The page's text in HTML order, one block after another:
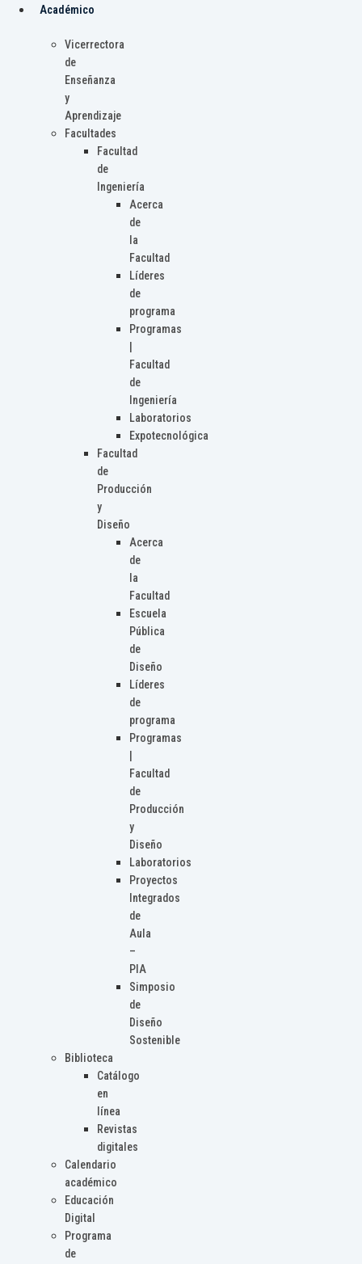
Académico
Vicerrectora
de
Enseñanza
y
Aprendizaje
Facultades
Facultad
de
Ingeniería
Acerca
de
la
Facultad
Líderes
de
programa
Programas
Facultad
de
Ingeniería
Laboratorios
Expotecnológica
Facultad
de
Producción
y
Diseño
Acerca
de
la
Facultad
Escuela
Pública
de
Diseño
Líderes
de
programa
Programas
Facultad
de
Producción
y
Diseño
Laboratorios
Proyectos
Integrados
de
Aula
–
PIA
Simposio
de
Diseño
Sostenible
Biblioteca
Catálogo
en
línea
Revistas
digitales
Calendario
académico
Educación
Digital
Programa
de